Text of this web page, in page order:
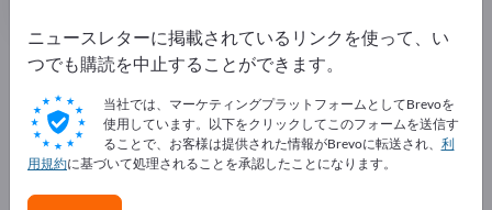
ニュースレターに掲載されているリンクを使って、い
つでも購読を中止することができます。
当社では、マーケティングプラットフォームとしてBrevoを
使用しています。以下をクリックしてこのフォームを送信す
ることで、お客様は提供された情報がBrevoに転送され、 利
用規約に基づいて処理されることを承認したことになります。